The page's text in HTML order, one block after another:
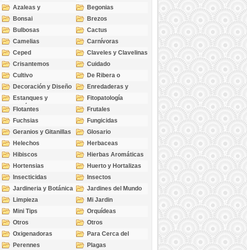
Azaleas y
Rododendros
Begonias
Bonsai
Brezos
Bulbosas
Cactus
Camelias
Carnívoras
Ceped
Claveles y Clavelinas
Crisantemos
Cuidado
Cultivo
De Ribera o
Palustres
Decoración y Diseño
Enredaderas y
cubresuelos
Estanques y
Acuáticas
Fitopatología
Flotantes
Frutales
Fuchsias
Fungicidas
Geranios y Gitanillas
Glosario
Helechos
Herbaceas
Hibiscos
Hierbas Aromáticas
Hortensias
Huerto y Hortalizas
Insecticidas
Insectos
Jardineria y Botánica
Jardines del Mundo
Limpieza
Mi Jardin
Mini Tips
Orquídeas
Otros
Otros
Oxigenadoras
Para Cerca del
Estanque
Perennes
Plagas